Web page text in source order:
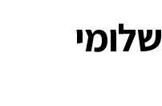
שלומי